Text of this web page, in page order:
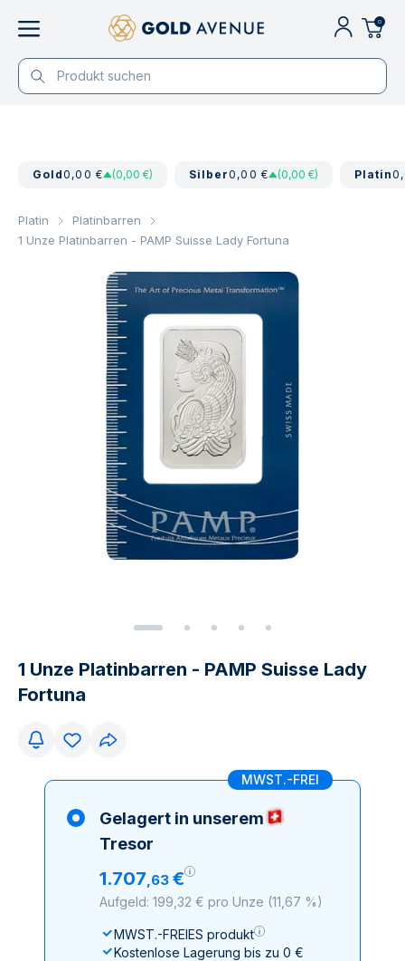
0
Gold0,00 € (0,00 €) Silber0,00 € (0,00 €) Platin
Platin
Platinbarren
1 Unze Platinbarren - PAMP Suisse Lady Fortuna
1 Unze Platinbarren - PAMP Suisse Lady
Fortuna
MWST.-FREI
Gelagert in unserem
Tresor
1.707,63 €
Aufgeld: 199,32 € pro Unze (11,67 %)
MWST.-FREIES produkt
Kostenlose Lagerung bis zu 0 €